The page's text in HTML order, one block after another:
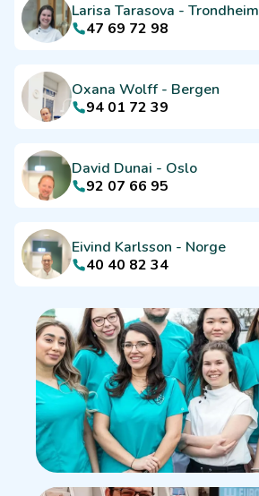
Larisa Tarasova - Trondheim
47 69 72 98
Oxana Wolff- Bergen
94 01 72 39
David Dunai - Oslo
92 07 66 95
Eivind Karlsson - Norge
40 40 82 34